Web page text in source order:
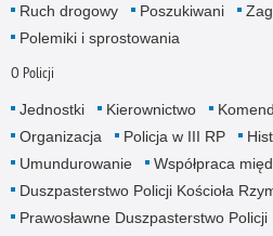
Ruch drogowy
Poszukiwani
Polemiki i sprostowania
O Policji
Jednostki Kierownictwo
Organizacja
Policja w III RP
Umundurowanie
Współpraca
Duszpasterstwo Policji Kościoła
Prawosławne Duszpasterstwo Policji